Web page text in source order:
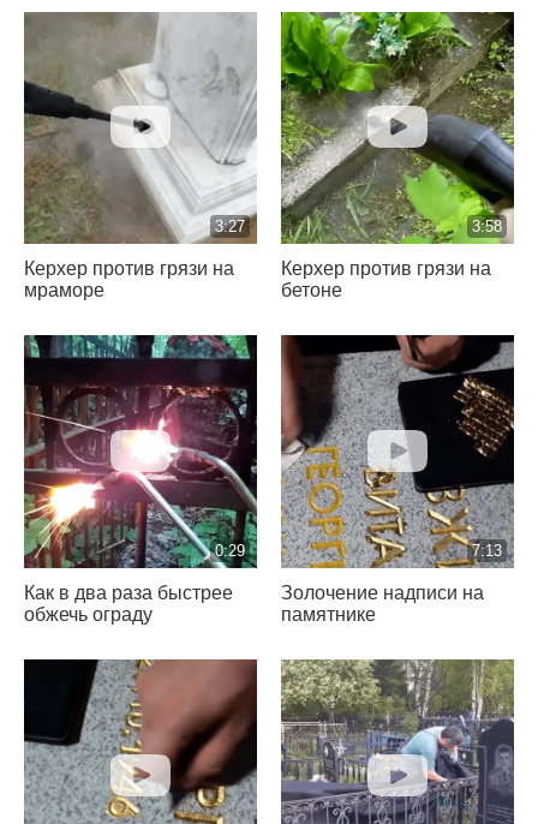
3:27
Керхер против грязи на
мраморе
3:58
Керхер против грязи на
бетоне
0:29
Как в два раза быстрее
обжечь ограду
7:13
Золочение надписи на
памятнике